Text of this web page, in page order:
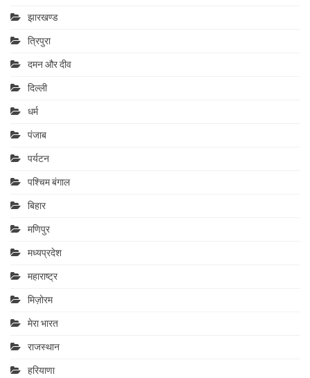
झारखण्ड
त्रिपुरा
दमन और दीव
दिल्ली
धर्म
पंजाब
पर्यटन
पश्चिम बंगाल
बिहार
मणिपुर
मध्यप्रदेश
महाराष्‍ट्र
मिज़ोरम
मेरा भारत
राजस्थान
हरियाणा